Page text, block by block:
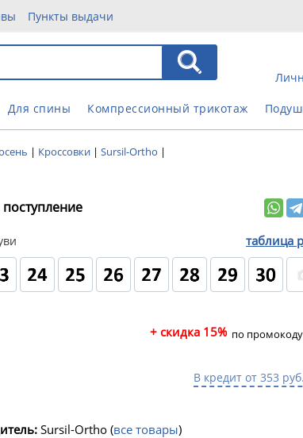
Пункты выдачи
Для спины Компрессионный трикотаж
| Кроссовки | Sursil-Ortho |
таблица
+ скидка 15% по промокоду
В кредит от 353
Sursil-Ortho(все товары)